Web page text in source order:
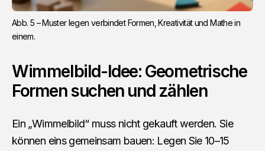
Abb. 5 – Muster legen verbindet Formen, Kreativität und Mathe in
einem.
Wimmelbild-Idee: Geometrische
Formen suchen und zählen
Ein „Wimmelbild“ muss nicht gekauft werden. Sie
können eins gemeinsam bauen: Legen Sie 10–15